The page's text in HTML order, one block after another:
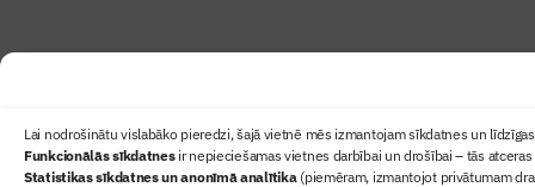
Lai nodrošinātu vislabāko pieredzi, šajā vietnē mēs izmantojam sīkdatnes un
Funkcionālās sīkdatnesir nepieciešamas vietnes darbībai un drošībai – tās
Statistikas sīkdatnes un anonīmā analītika(piemēram, izmantojot privātumam